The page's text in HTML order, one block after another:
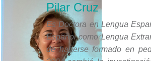
Pilar Cruz
Es Doctora en Lengua
Español como Lengua
de haberse formado en